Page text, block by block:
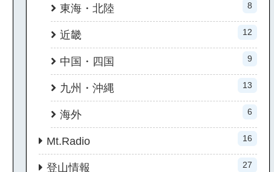
東海・北陸 8
近畿 12
中国・四国 9
九州・沖縄 13
海外 6
Mt.Radio 16
登山情報 27